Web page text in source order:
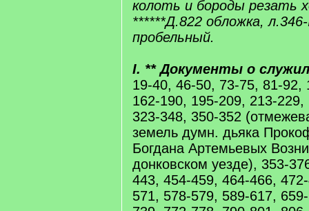
колоть и бороды резать
******Д.822 обложка,
пробельный.
I. ** Документы о
19-40, 46-50, 73-75, 81-92,
162-190, 195-209, 213-
323-348, 350-352
земель думн. дьяка
Богдана Артемьевых
донковском уезде), 353-
443, 454-459, 464-466,
571, 578-579, 589-617,